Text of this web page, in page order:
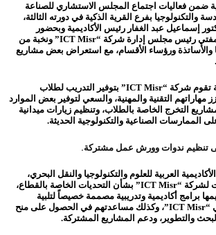
ضمن فعاليات اجتماع المجلس الاستشاري للصناعة
والتكنولوجيا بفرع القرية الذكية في دورته الثالثة،
إسماعيل عبد الغفار رئيس الأكاديمية وبحضور
المهندس محمد مفتي رئيس مجلس إدارة شركة “ICT Misr” ونخبة من
والأساتذة ورؤساء الأقسام، مع استعراض بعض مشاريع
وبموجب الاتفاقية تقوم شركة “ICT Misr” بتوفير التدريب لطلاب
مهاراتهم التقنية والمهنية، والسعي لتوفير بعض الموارد
التخرج الخاصة بالطلاب، وتنظيم زيارات ميدانية
الممارسات الصناعية والتكنولوجية الحديثة.
تنظيم ندوات وورش عمل مشتركة.
العربية للعلوم والتكنولوجيا والنقل البحري،
بتقديم استشارات لشركة “ICT Misr” بشأن التحديات الخاصة بالقطاع،
برامج أكاديمية وتدريبية مصممة خصيصاً لتلبية
احتياجات موظفي “ICT Misr”، وكذلك مساعدتهم في الحصول على منح
والتطوير، ودعم المشاريع المشتركة.